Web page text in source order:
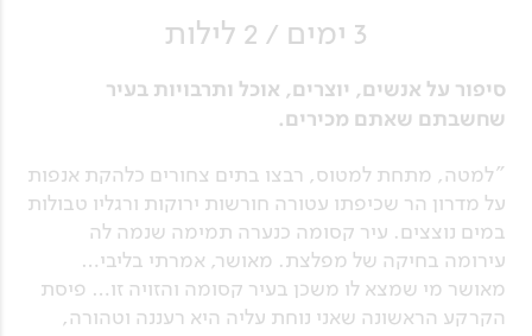
3 ימים / 2 לילות
סיפור על אנשים, יוצרים, אוכל ותרבויות בעיר
שחשבתם שאתם מכירים.
"למטה, מתחת למטוס, רבצו בתים צחורים כלהקת אנפות
על מדרון הר שכיפתו עטורה חורשות ירוקות ורגליו טבולות
במים נוצצים. עיר קסומה כנערה תמימה שנמה לה
עירומה בחיקה של מפלצת. מאושר, אמרתי בליבי…
מאושר מי שמצא לו משכן בעיר קסומה והזויה זו… פיסת
הקרקע הראשונה שאני נוחת עליה היא רעננה וטהורה,